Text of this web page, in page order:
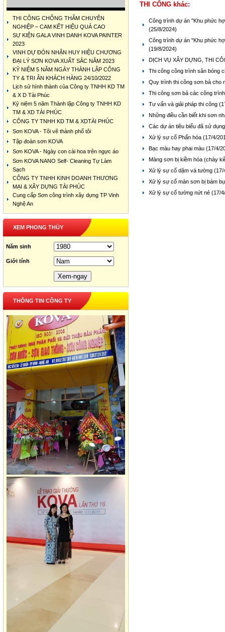
THI CÔNG CHỐNG THẤM CHUYÊN
NGHIỆP – CAM KẾT HIỆU QUẢ CAO
SỰ KIỆN GALA VINH DANH KOVA PAINTER
2023
VINH DỰ ĐÓN NHẬN HUY HIỆU CHƯƠNG
ĐẠI LÝ SƠN KOVA XUẤT SẮC NĂM 2023
KỶ NIỆM 5 NĂM NGÀY THÀNH LẬP CÔNG
TY & TRI ÂN KHÁCH HÀNG 24/10/2022
Lịch sử hình thành của Công ty TNHH KD TM
& X D Tài Phúc
Kỷ niệm 5 năm Thành lập Công ty TNHH KD
TM & XD TÀI PHÚC
CÔNG TY TNHH KD TM & XDTÀI PHÚC
Sơn KOVA - Tôi vẽ thành phố tôi
Tập đoàn sơn KOVA
Sơn KOVA - Ngày con cài hoa trên ngực áo
Sơn KOVA NANO Self- Cleaning Tự Làm
Sạch
CÔNG TY TNHH KINH DOANH THƯƠNG
MẠI & XÂY DỰNG TÀI PHÚC
Cung cấp Sơn công trình xây dựng TP Vinh
Nghệ An
XEM PHONG THỦY
Năm sinh
Giới tính
THÔNG TIN CÔNG TY
THI CÔNG khác:
Công trình dự án "Khu phức
(25/8/2024)
Công trình dự án "Khu phức
(19/8/2024)
DỊCH VỤ XÂY DỰNG, THI
Thi công công trình sân bóng
Quy trình thi công sơn bả cho
Thi công sơn bả các công
Tư vấn và giải pháp thi công
Những điều cần biết khi sơn
Các dự án tiêu biểu đã sử
Xử lý sự cố Phấn hóa (17/4/
Bạc màu hay phai màu (17/4/
Màng sơn bị kiềm hóa (cháy
Xử lý sự cố dặm vá tường (17/
Xử lý sự cố màn sơn bị bám
Xử lý sự cố tường nứt nẻ (17/